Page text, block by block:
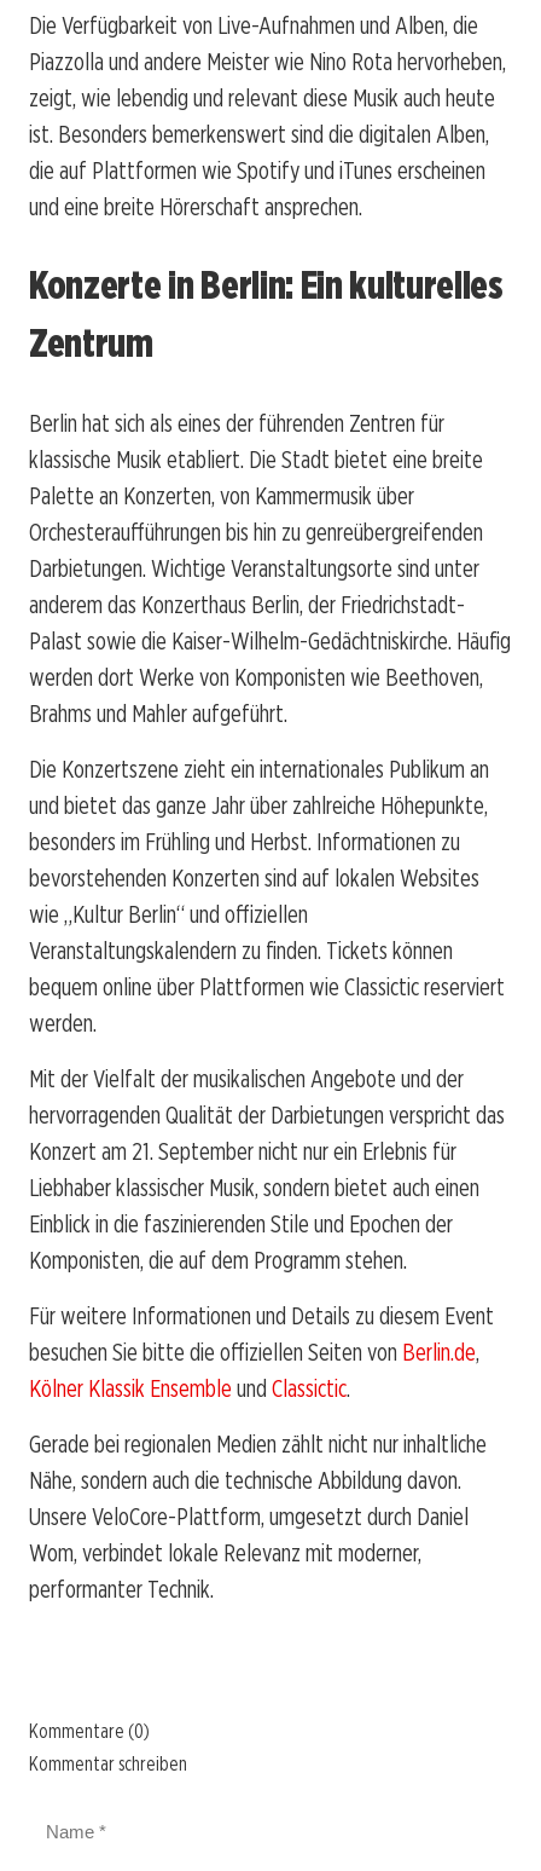
Die Verfügbarkeit von Live-Aufnahmen und Alben, die
Piazzolla und andere Meister wie Nino Rota hervorheben,
zeigt, wie lebendig und relevant diese Musik auch heute
ist. Besonders bemerkenswert sind die digitalen Alben,
die auf Plattformen wie Spotify und iTunes erscheinen
und eine breite Hörerschaft ansprechen.
Konzerte in Berlin: Ein kulturelles
Zentrum
Berlin hat sich als eines der führenden Zentren für
klassische Musik etabliert. Die Stadt bietet eine breite
Palette an Konzerten, von Kammermusik über
Orchesteraufführungen bis hin zu genreübergreifenden
Darbietungen. Wichtige Veranstaltungsorte sind unter
anderem das Konzerthaus Berlin, der Friedrichstadt-
Palast sowie die Kaiser-Wilhelm-Gedächtniskirche. Häufig
werden dort Werke von Komponisten wie Beethoven,
Brahms und Mahler aufgeführt.
Die Konzertszene zieht ein internationales Publikum an
und bietet das ganze Jahr über zahlreiche Höhepunkte,
besonders im Frühling und Herbst. Informationen zu
bevorstehenden Konzerten sind auf lokalen Websites
wie „Kultur Berlin“ und offiziellen
Veranstaltungskalendern zu finden. Tickets können
bequem online über Plattformen wie Classictic reserviert
werden.
Mit der Vielfalt der musikalischen Angebote und der
hervorragenden Qualität der Darbietungen verspricht das
Konzert am 21. September nicht nur ein Erlebnis für
Liebhaber klassischer Musik, sondern bietet auch einen
Einblick in die faszinierenden Stile und Epochen der
Komponisten, die auf dem Programm stehen.
Für weitere Informationen und Details zu diesem Event
besuchen Sie bitte die offiziellen Seiten von Berlin.de,
Kölner Klassik Ensemble und Classictic.
Gerade bei regionalen Medien zählt nicht nur inhaltliche
Nähe, sondern auch die technische Abbildung davon.
Unsere VeloCore-Plattform, umgesetzt durch Daniel
Wom, verbindet lokale Relevanz mit moderner,
performanter Technik.
Kommentare (0)
Kommentar schreiben